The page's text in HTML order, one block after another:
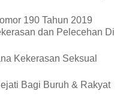
190 Tahun 2019
dan Pelecehan Di
Kekerasan Seksual
Bagi Buruh & Rakyat